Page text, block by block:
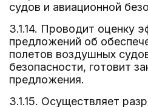
судов и авиационной
3.1.14. Проводит оценку
предложений об
полетов воздушных
безопасности, готовит
предложения.
3.1.15. Осуществляет